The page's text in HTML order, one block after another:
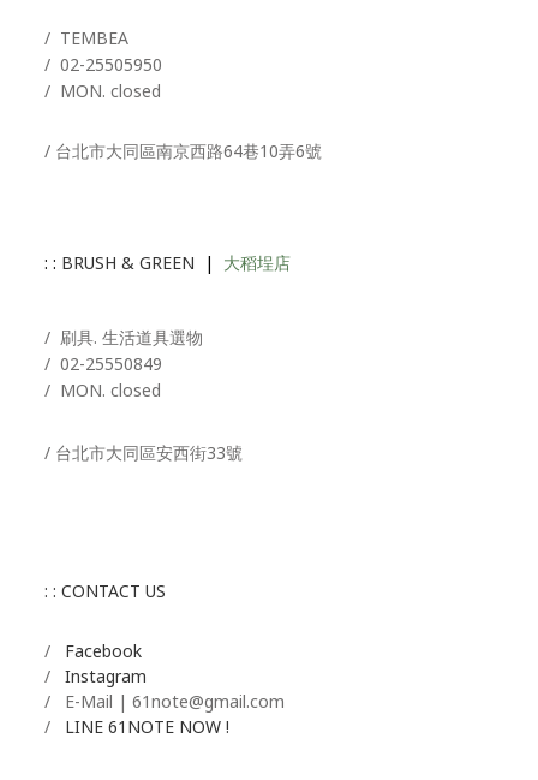
/ TEMBEA
/ 02-25505950
/ MON. closed
/ 台北市大同區南京西路64巷10弄6號
: : BRUSH & GREEN | 大稻埕店
/ 刷具. 生活道具選物
/ 02-25550849
/ MON. closed
/ 台北市大同區安西街33號
: : CONTACT US
/ Facebook
/ Instagram
/ E-Mail | 61note@gmail.com
/ LINE 61NOTE NOW !